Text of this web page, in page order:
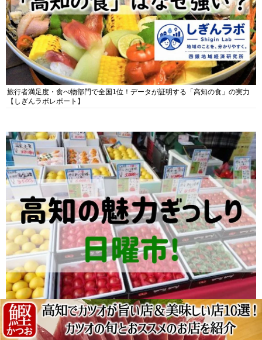
旅行者満足度・食べ物部門で全国1位！データが証明する「高知の食」の実力
【しぎんラボレポート】
高知県民の台所＆鉄板観光スポット「日曜市」！お土産に地元野菜、ソウルフ
ードまで なんでもそろう高知の巨大街路市を徹底解説！